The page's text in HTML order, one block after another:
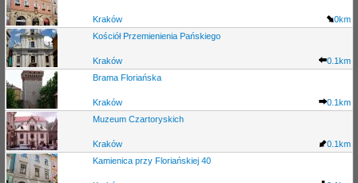
Kraków
0km
Kościół Przemienienia Pańskiego
Kraków
0.1km
Brama Floriańska
Kraków
0.1km
Muzeum Czartoryskich
Kraków
0.1km
Kamienica przy Floriańskiej 40